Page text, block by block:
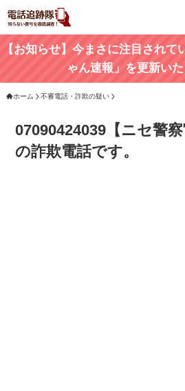
【お知らせ】今まさに注目されて
ゃん速報」を更新いた
ホーム 不審電話・詐欺の疑い
07090424039【ニセ警察
の詐欺電話です。